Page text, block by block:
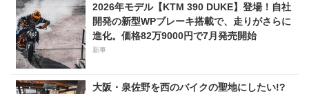
2026年モデル【KTM 390 DUKE】登場！自社
開発の新型WPブレーキ搭載で、走りがさらに
進化。価格82万9000円で7月発売開始
新車
大阪・泉佐野を西のバイクの聖地にしたい!?